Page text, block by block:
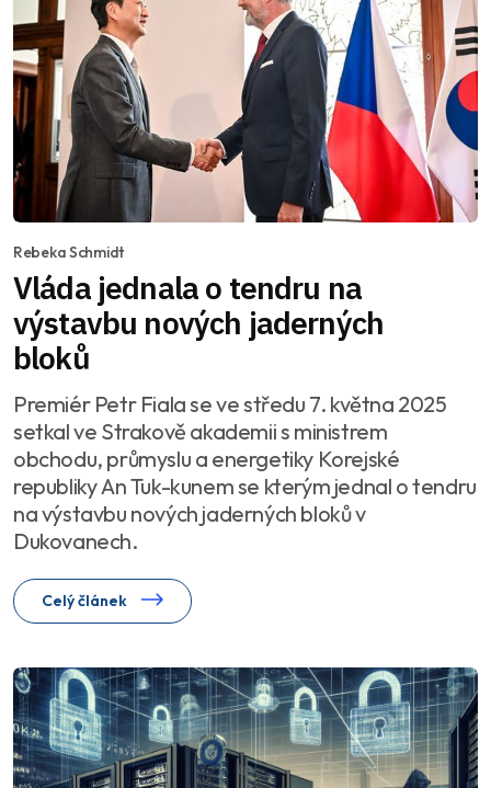
Rebeka Schmidt
Vláda jednala o tendru na
výstavbu nových jaderných
bloků
Premiér Petr Fiala se ve středu 7. května 2025
setkal ve Strakově akademii s ministrem
obchodu, průmyslu a energetiky Korejské
republiky An Tuk-kunem se kterým jednal o tendru
na výstavbu nových jaderných bloků v
Dukovanech.
Celý článek